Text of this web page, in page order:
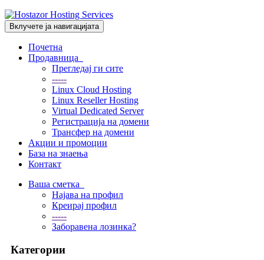
Вклучете ја навигацијата
Почетна
Продавница
Прегледај ги сите
-----
Linux Cloud Hosting
Linux Reseller Hosting
Virtual Dedicated Server
Регистрација на домени
Трансфер на домени
Акции и промоции
База на знаења
Контакт
Ваша сметка
Најава на профил
Креирај профил
-----
Заборавена лозинка?
Категории